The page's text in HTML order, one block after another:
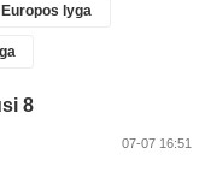
Europos lyga
8
07-07 16:51